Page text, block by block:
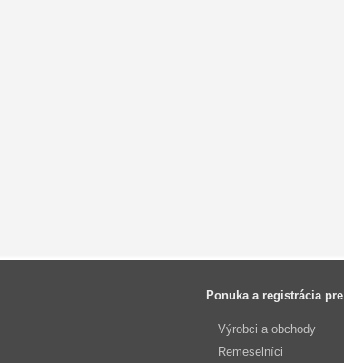
Ponuka a registrácia pre
Výrobci a obchody
Remeselníci